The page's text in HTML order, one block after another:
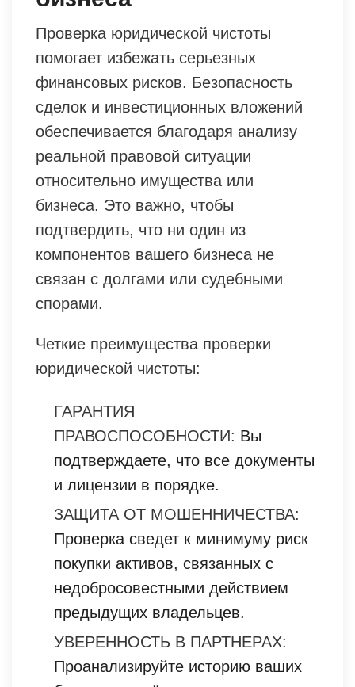
Проверка юридической чистоты
помогает избежать серьезных
финансовых рисков. Безопасность
сделок и инвестиционных вложений
обеспечивается благодаря анализу
реальной правовой ситуации
относительно имущества или
бизнеса. Это важно, чтобы
подтвердить, что ни один из
компонентов вашего бизнеса не
связан с долгами или судебными
спорами.
Четкие преимущества проверки
юридической чистоты:
ГАРАНТИЯ
ПРАВОСПОСОБНОСТИ: Вы
подтверждаете, что все документы
и лицензии в порядке.
ЗАЩИТА ОТ МОШЕННИЧЕСТВА:
Проверка сведет к минимуму риск
покупки активов, связанных с
недобросовестными действием
предыдущих владельцев.
УВЕРЕННОСТЬ В ПАРТНЕРАХ:
Проанализируйте историю ваших